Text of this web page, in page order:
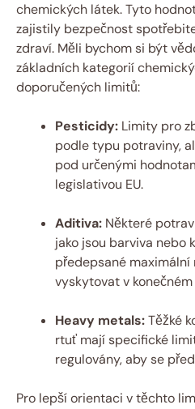
chemických látek. Tyto
zajistily bezpečnost
zdraví. Měli bychom si být
základních kategorií
doporučených limitů:
Pesticidy: Limity pro
podle typu potraviny,
pod určenými
legislativou EU.
Aditiva: Některé
jako jsou barviva nebo
předepsané
vyskytovat v
Heavy metals:Těžké
rtuť mají specifické
regulovány, aby se
Pro lepší orientaci v těchto